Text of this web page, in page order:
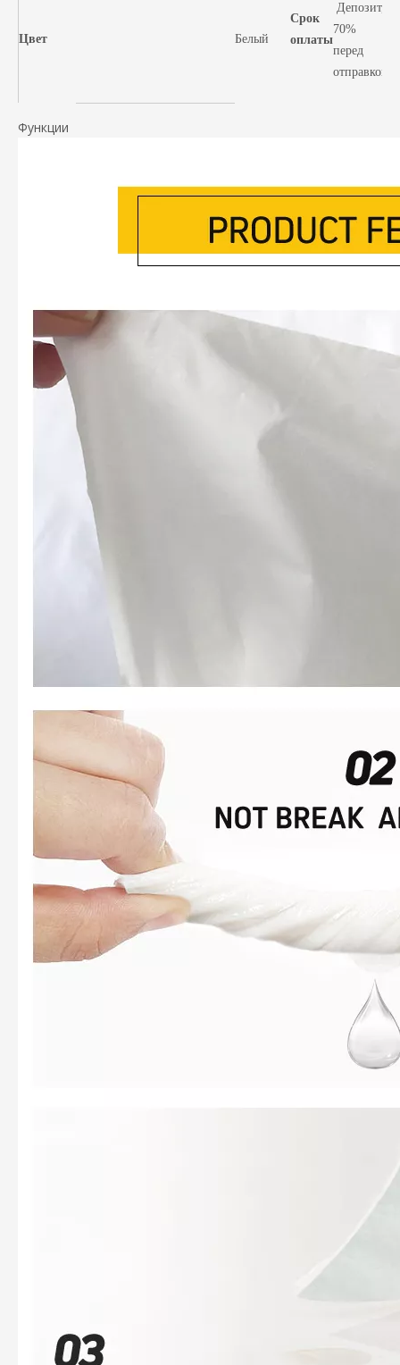
Цвет Белый
Срок
оплаты
Депозит,
70%
перед
отправкой
Функции